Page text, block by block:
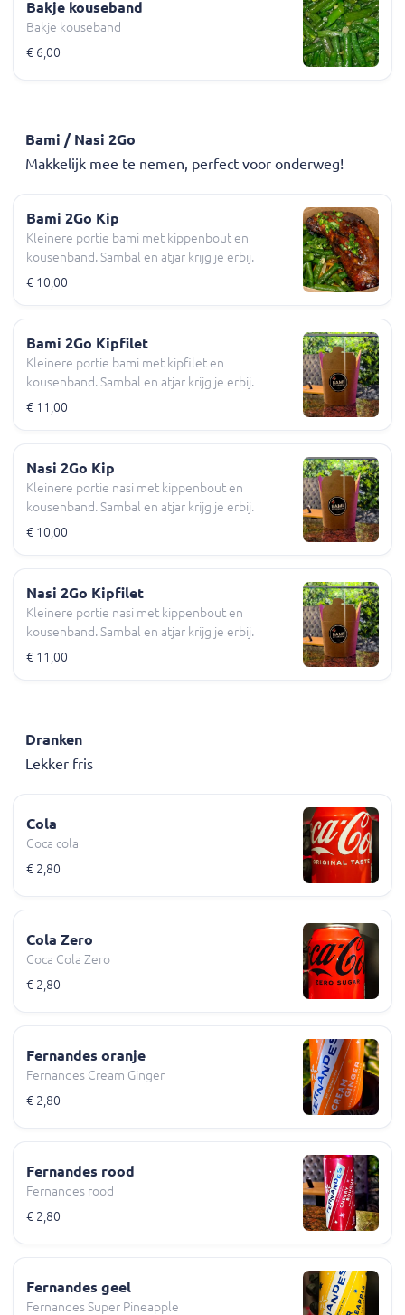
Bakje kouseband
Bakje kouseband
€ 6,00
Bami / Nasi 2Go
Makkelijk mee te nemen, perfect voor onderweg!
Bami 2Go Kip
Kleinere portie bami met kippenbout en
kousenband. Sambal en atjar krijg je erbij.
€ 10,00
Bami 2Go Kipfilet
Kleinere portie bami met kipfilet en
kousenband. Sambal en atjar krijg je erbij.
€ 11,00
Nasi 2Go Kip
Kleinere portie nasi met kippenbout en
kousenband. Sambal en atjar krijg je erbij.
€ 10,00
Nasi 2Go Kipfilet
Kleinere portie nasi met kippenbout en
kousenband. Sambal en atjar krijg je erbij.
€ 11,00
Dranken
Lekker fris
Cola
Coca cola
€ 2,80
Cola Zero
Coca Cola Zero
€ 2,80
Fernandes oranje
Fernandes Cream Ginger
€ 2,80
Fernandes rood
Fernandes rood
€ 2,80
Fernandes geel
Fernandes Super Pineapple